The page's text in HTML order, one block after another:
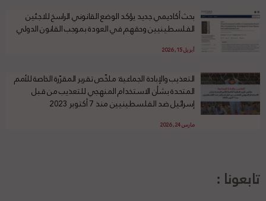
بحث أكاديمي جديد يؤكد الوضع القانوني الراسخ للاجئين
الفلسطينيين وحقهم في العودة بموجب القانون الدولي
أبريل 15, 2026
التعذيب والإبادة الجماعية: ملخّص تقرير المقرّرة الخاصة للأمم
المتحدة بشأن الاستخدام المنهجي للتعذيب من قبل
إسرائيل ضد الفلسطينيين منذ 7 أكتوبر 2023
مارس 24, 2026
تابعونا :